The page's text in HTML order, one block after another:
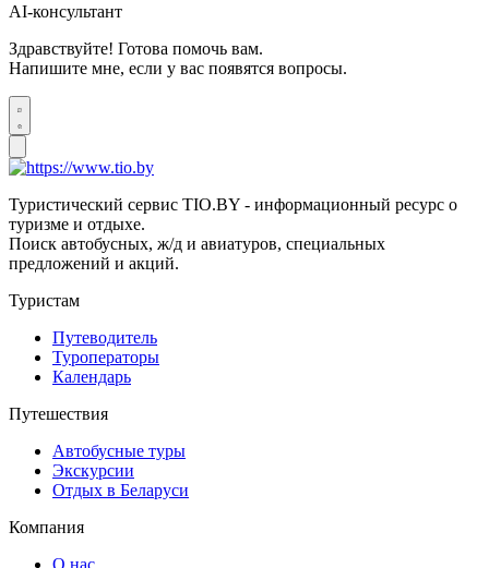
AI-консультант
Здравствуйте! Готова помочь вам.
Напишите мне, если у вас появятся вопросы.
Туристический сервис TIO.BY - информационный ресурс о
туризме и отдыхе.
Поиск автобусных, ж/д и авиатуров, специальных
предложений и акций.
Туристам
Путеводитель
Туроператоры
Календарь
Путешествия
Автобусные туры
Экскурсии
Отдых в Беларуси
Компания
О нас